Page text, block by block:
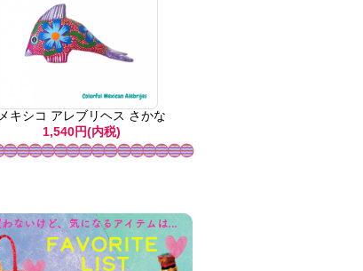
メキシコ アレブリヘス さかな
1,540円(内税)